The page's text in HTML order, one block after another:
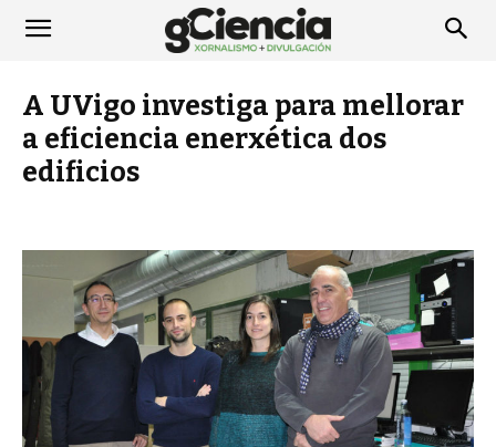
A UVigo investiga para mellorar
a eficiencia enerxética dos
edificios